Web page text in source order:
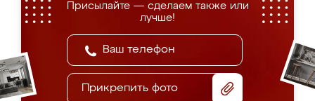
Присылайте — сделаем также или
лучше!
Прикрепить фото